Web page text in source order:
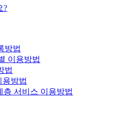
?
방법
이용방법
법
용방법
층 서비스 이용방법